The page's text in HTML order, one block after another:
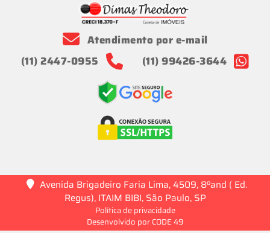
Atendimento por e-mail
(11) 2447-0955
(11) 99426-3644
Avenida Brigadeiro Faria Lima, 4509, 8ºand ( Ed.
Regus), ITAIM BIBI, São Paulo, SP
Política de privacidade
Desenvolvido por CODE 49